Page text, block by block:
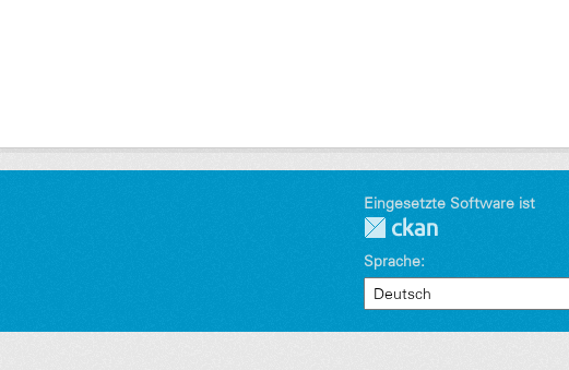
Eingesetzte Software ist
Sprache